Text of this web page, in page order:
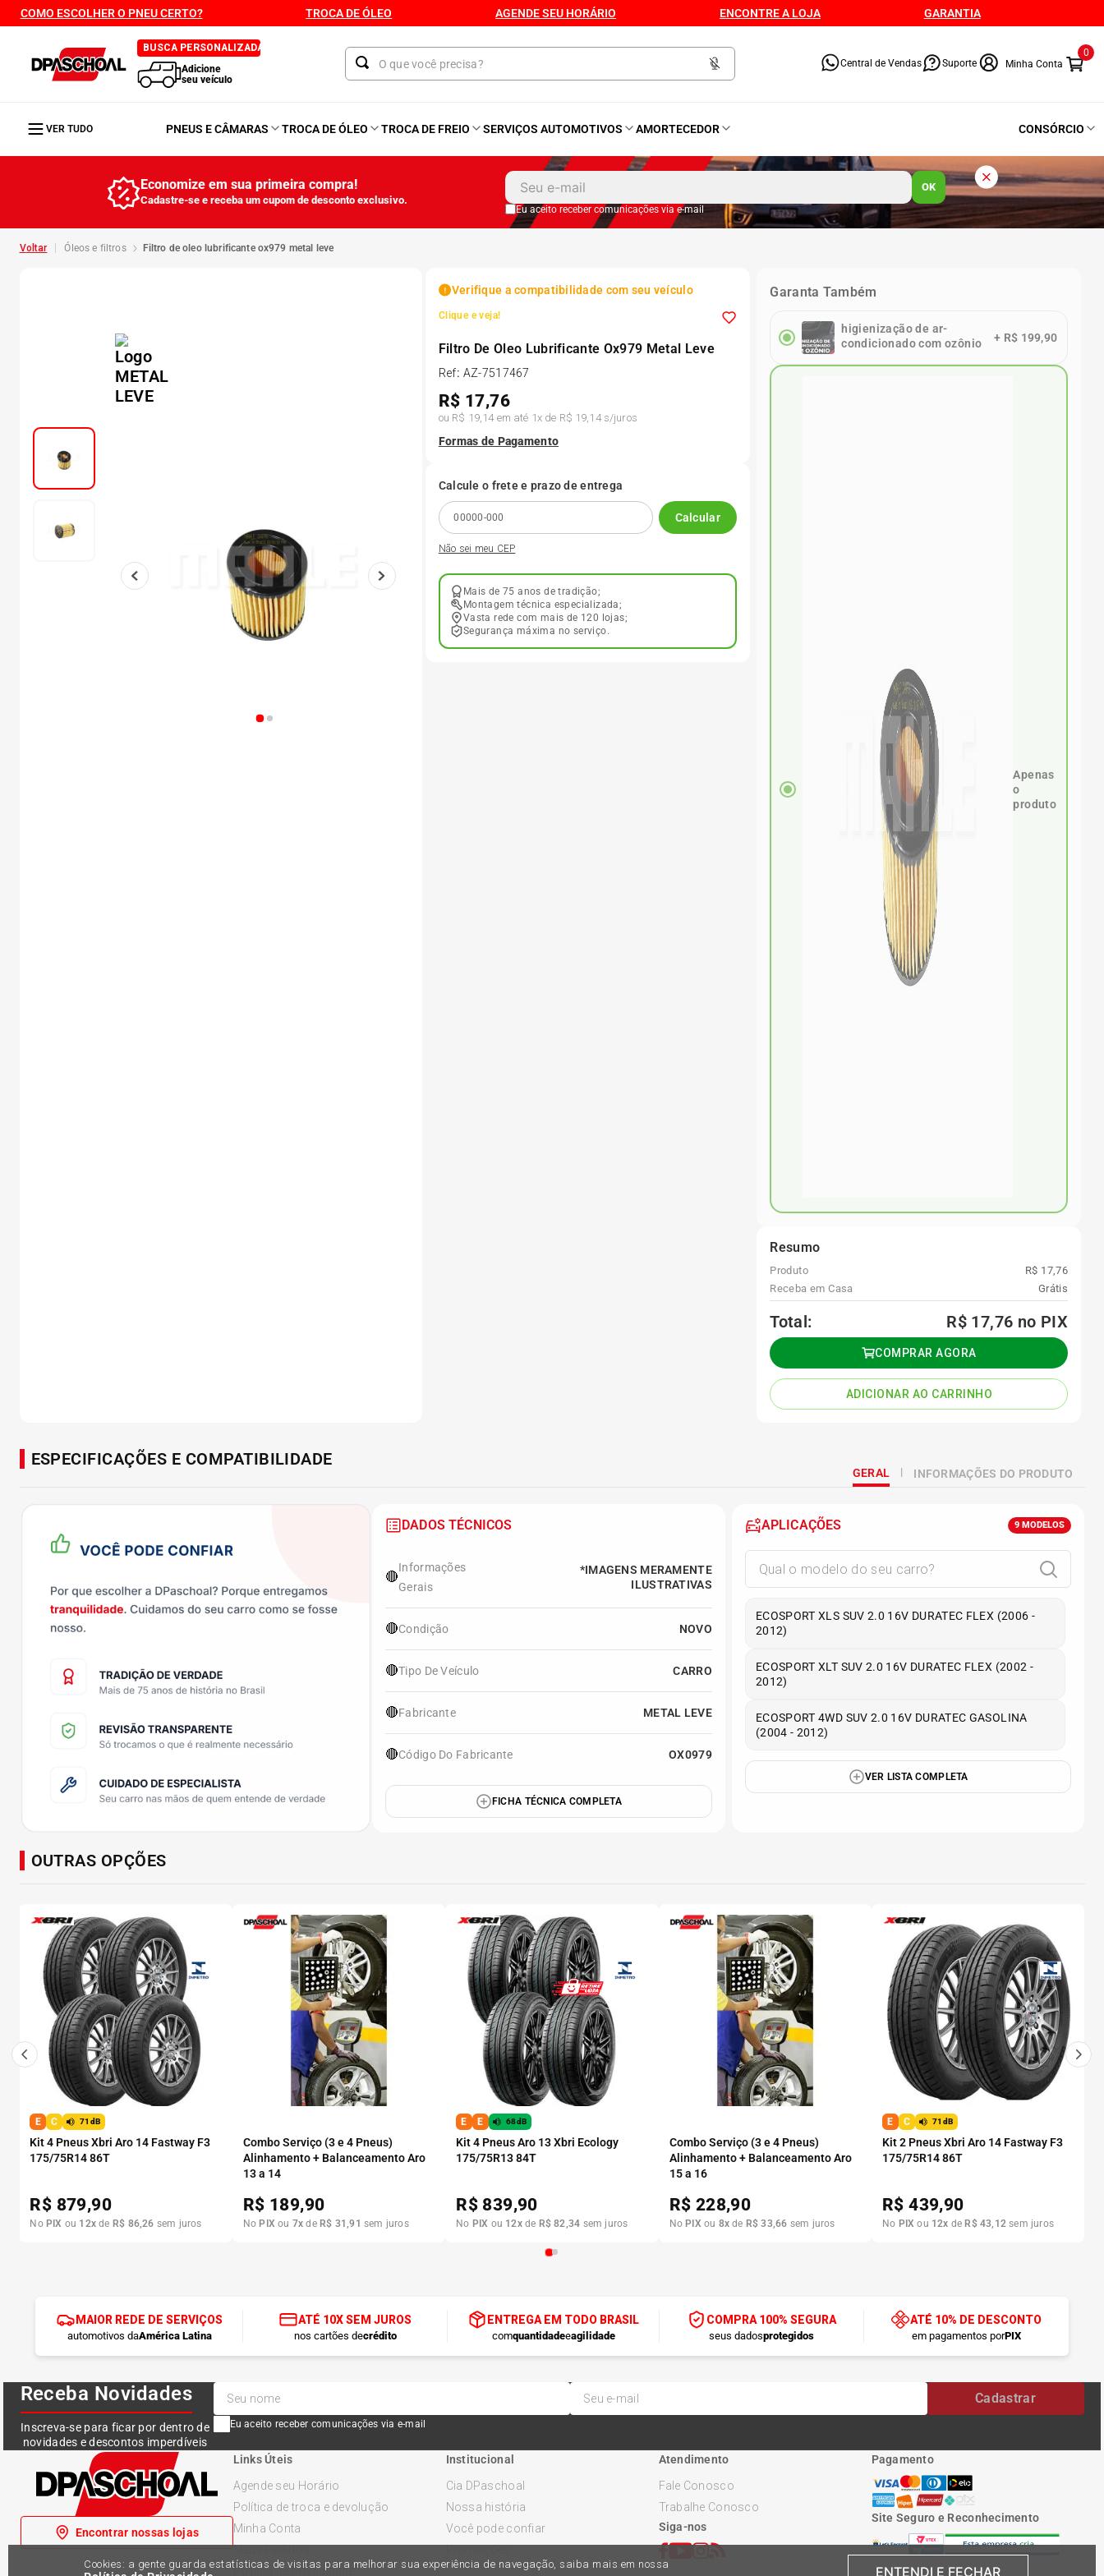
COMO ESCOLHER O PNEU CERTO? TROCA DE ÓLEO AGENDE SEU HORÁRIO ENCONTRE A LOJA GARANTIA
BUSCA PERSONALIZADA
Adicione
seu veículo
Central de Vendas Suporte
0
VER TUDO PNEUS E CÂMARAS TROCA DE ÓLEO TROCA DE FREIO SERVIÇOS AUTOMOTIVOS AMORTECEDOR CONSÓRCIO
Cookies: a gente guarda estatísticas de visitas para melhorar sua experiência de navegação, saiba mais em nossa ENTENDI E FECHAR
Economize em sua primeira compra!
Cadastre-se e receba um cupom de desconto exclusivo.
OK
Eu aceito receber comunicações via e-mail
óleos e filtros filtro de oleo lubrificante ox979 metal leve
Verifique a compatibilidade com seu veículo
Clique e veja!
Filtro De Oleo Lubrificante Ox979 Metal Leve
Ref: AZ-7517467
R$ 17,76
ou R$ 19,14em até 1x de R$ 19,14s/juros
Formas de Pagamento
Calcule o frete e prazo de entrega
Calcular
Não sei meu CEP
Mais de 75 anos de tradição;
Montagem técnica especializada;
Vasta rede com mais de 120 lojas;
Segurança máxima no serviço.
Garanta Também
higienização de ar-
condicionado com ozônio
+ R$ 199,90
Apenas
o
produto
Resumo
Produto
R$ 17,76
Receba em Casa
Grátis
Total: R$ 17,76 no PIX
COMPRAR AGORA
ADICIONAR AO CARRINHO
ESPECIFICAÇÕES E COMPATIBILIDADE
GERAL INFORMAÇÕES DO PRODUTO
DADOS TÉCNICOS
🔴
Informações
Gerais
*IMAGENS MERAMENTE
ILUSTRATIVAS
🔴Condição NOVO
🔴Tipo De Veículo CARRO
🔴Fabricante METAL LEVE
🔴Código Do Fabricante OX0979
FICHA TÉCNICA COMPLETA
APLICAÇÕES 9 MODELOS
ECOSPORT XLS SUV 2.0 16V DURATEC FLEX (2006 -
2012)
ECOSPORT XLT SUV 2.0 16V DURATEC FLEX (2002 -
2012)
ECOSPORT 4WD SUV 2.0 16V DURATEC GASOLINA
(2004 - 2012)
VER LISTA COMPLETA
OUTRAS OPÇÕES
E C 71dB
Kit 4 Pneus Xbri Aro 14 Fastway F3
175/75R14 86T
R$ 879,90
No PIX ou 12x de R$ 86,26 sem juros
Combo Serviço (3 e 4 Pneus)
Alinhamento + Balanceamento Aro
13 a 14
R$ 189,90
No PIX ou 7x de R$ 31 ,91 sem juros
E E 68dB
Kit 4 Pneus Aro 13 Xbri Ecology
175/75R13 84T
R$ 839,90
No PIX ou 12xde R$ 82,34 sem juros
Combo Serviço (3 e 4 Pneus)
Alinhamento + Balanceamento Aro
15 a 16
R$ 228,90
No PIX ou 8x de R$ 33,66 sem juros
E C 71dB
Kit 2 Pneus Xbri Aro 14 Fastway F3
175/75R14 86T
R$439,90
No PIX ou 12x de R$ 43, 12 sem juros
MAIOR REDE DE SERVIÇOS
automotivos daAmérica Latina
ATÉ 10X SEM JUROS
nos cartões decrédito
ENTREGA EM TODO BRASIL
comquantidadeeagilidade
COMPRA 100% SEGURA
seus dadosprotegidos
ATÉ 10% DE DESCONTO
em pagamentos porPIX
Receba Novidades
Inscreva-se para ficar por dentro de
novidades e descontos imperdíveis
Cadastrar
Eu aceito receber comunicações via e-mail
Encontrar nossas lojas
Links Úteis
Agende seu Horário
Política de troca e devolução
Minha Conta
Política de Privacidade
Institucional
Cia DPaschoal
Nossa história
Você pode confiar
Atendimento
Fale Conosco
Trabalhe Conosco
Siga-nos
Pagamento
Site Seguro e Reconhecimento
1º Kit 4 Pneu
2º Kit Pneu
Kit 4 Pneu Xbri Aro 13
175 70r14
185 60r15
205 55r16